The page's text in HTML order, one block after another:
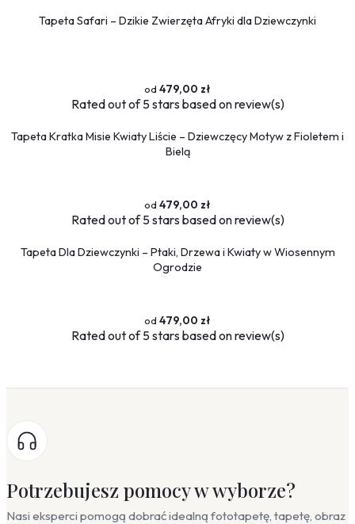
Tapeta Safari – Dzikie Zwierzęta Afryki dla Dziewczynki
479,00 zł
Ratedout of 5 stars based onreview(s)
Tapeta Kratka Misie Kwiaty Liście – Dziewczęcy Motyw z Fioletem i
Bielą
479,00 zł
Ratedout of 5 stars based onreview(s)
Tapeta Dla Dziewczynki – Ptaki, Drzewa i Kwiaty w Wiosennym
Ogrodzie
479,00 zł
Ratedout of 5 stars based onreview(s)
Potrzebujesz pomocy w wyborze?
Nasi eksperci pomogą dobrać idealną fototapetę, tapetę, obraz